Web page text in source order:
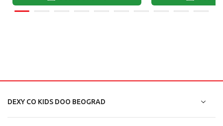
DEXY CO KIDS DOO BEOGRAD